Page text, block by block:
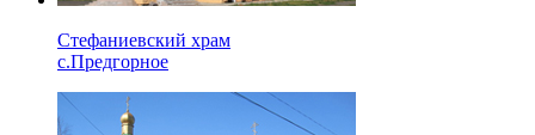
Стефаниевский храм
с.Предгорное